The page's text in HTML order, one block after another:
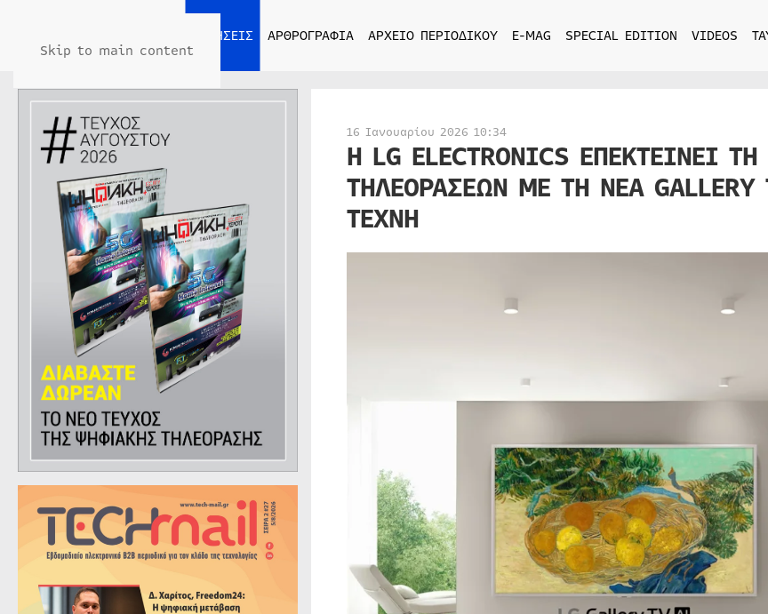
Skip to main content
ΕΙΔΗΣΕΙΣ ΑΡΘΡΟΓΡΑΦΙΑ ΑΡΧΕΙΟ ΠΕΡΙΟΔΙΚΟΥ E-MAG SPECIAL EDITION VIDEOS
16 Ιανουαρίου 2026 10:34
Η LG ELECTRONICS ΕΠΕΚΤΕΙΝΕΙ
ΤΗΛΕΟΡΑΣΕΩΝ ΜΕ ΤΗ ΝΕΑ
ΤΕΧΝΗ